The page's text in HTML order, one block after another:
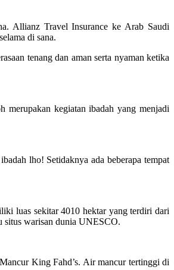
Allianz Travel Insurance ke Arab Saudi
di sana.
tenang dan aman serta nyaman ketika
merupakan kegiatan ibadah yang menjadi
lho! Setidaknya ada beberapa tempat
luas sekitar 4010 hektar yang terdiri dari
situs warisan dunia UNESCO.
King Fahd’s. Air mancur tertinggi di